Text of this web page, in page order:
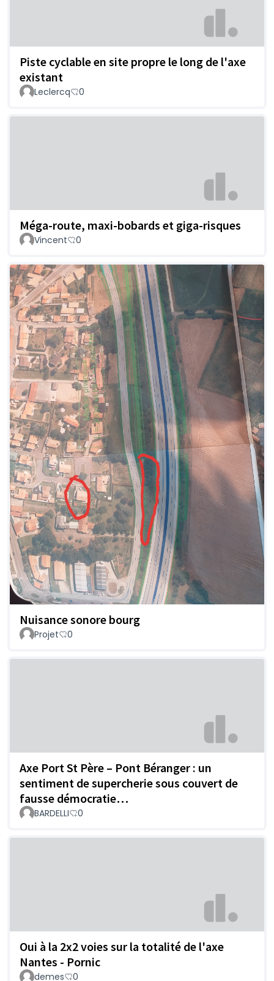
Piste cyclable en site propre le long de l'axe
existant
Leclercq 0
Méga-route, maxi-bobards et giga-risques
Vincent 0
Nuisance sonore bourg
Projet 0
Axe Port St Père – Pont Béranger : un
sentiment de supercherie sous couvert de
fausse démocratie…
BARDELLI 0
Oui à la 2x2 voies sur la totalité de l'axe
Nantes - Pornic
demes 0